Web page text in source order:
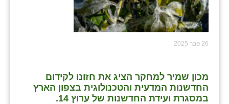
26 פבר 2025
מכון שמיר למחקר הציג את חזונו לקידום
החדשנות המדעית והטכנולוגית בצפון הארץ
במסגרת ועידת החדשנות של ערוץ 14.